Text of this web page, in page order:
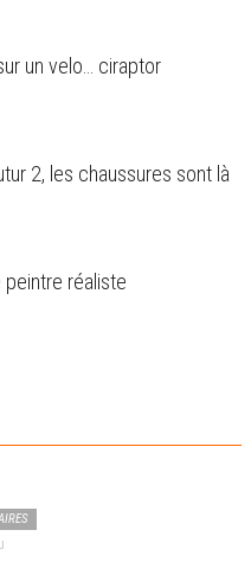
un velo… ciraptor
2, les chaussures sont là
peintre réaliste